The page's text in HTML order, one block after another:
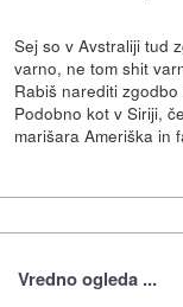
Sej so v Avstraliji tud
varno, ne tom shit
Rabiš narediti
Podobno kot v Siriji,
marišara Ameriška in
Vredno ogleda ...